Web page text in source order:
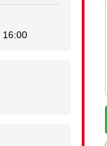
16:00